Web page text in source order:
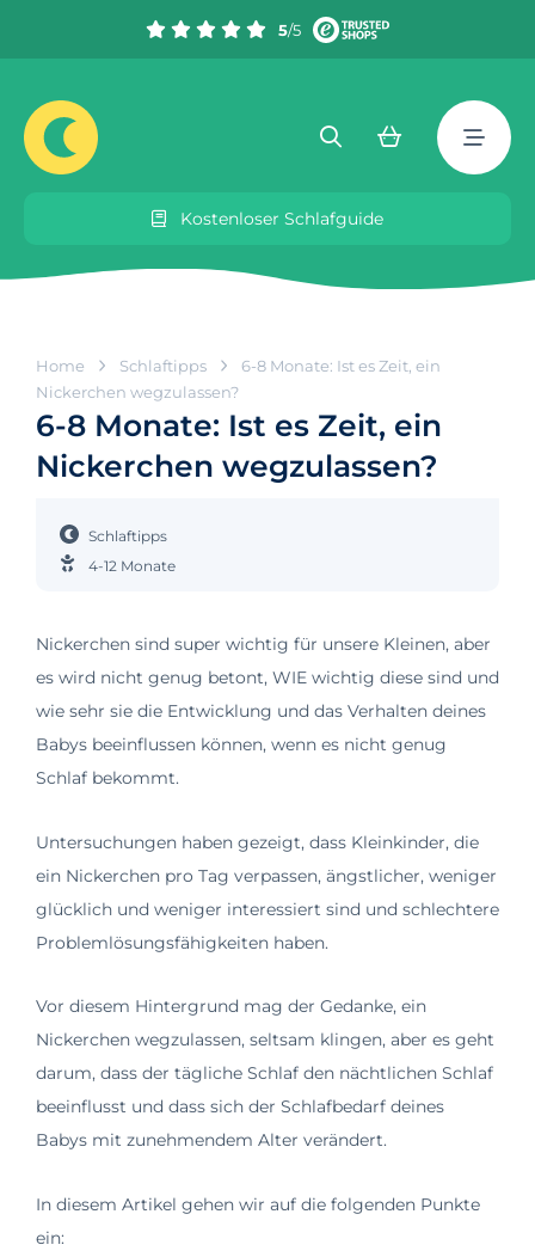
5/5
Kostenloser Schlafguide
Home Schlaftipps
6-8 Monate: Ist es Zeit, ein
Nickerchen wegzulassen?
6-8 Monate: Ist es Zeit, ein
Nickerchen wegzulassen?
Schlaftipps
4-12 Monate
Nickerchen sind super wichtig für unsere Kleinen, aber
es wird nicht genug betont, WIE wichtig diese sind und
wie sehr sie die Entwicklung und das Verhalten deines
Babys beeinflussen können, wenn es nicht genug
Schlaf bekommt.
Untersuchungen haben gezeigt, dass Kleinkinder, die
ein Nickerchen pro Tag verpassen, ängstlicher, weniger
glücklich und weniger interessiert sind und schlechtere
Problemlösungsfähigkeiten haben.
Vor diesem Hintergrund mag der Gedanke, ein
Nickerchen wegzulassen, seltsam klingen, aber es geht
darum, dass der tägliche Schlaf den nächtlichen Schlaf
beeinflusst und dass sich der Schlafbedarf deines
Babys mit zunehmendem Alter verändert.
In diesem Artikel gehen wir auf die folgenden Punkte
ein: